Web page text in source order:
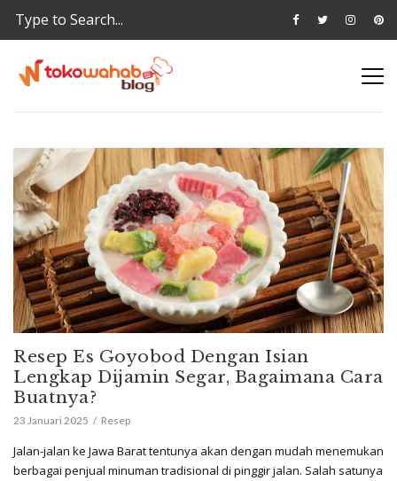
Resep Es Goyobod Dengan Isian
Lengkap Dijamin Segar, Bagaimana Cara
Buatnya?
23 Januari 2025 Resep
Jalan-jalan ke Jawa Barat tentunya akan dengan mudah menemukan
berbagai penjual minuman tradisional di pinggir jalan. Salah satunya